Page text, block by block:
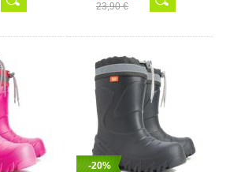
23,90 €
-20%